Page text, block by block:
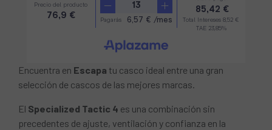
Encuentra en Escapa tu casco ideal entre una gran
selección de cascos de las mejores marcas.
El Specialized Tactic 4 es una combinación sin
precedentes de ajuste, ventilación y confianza en la